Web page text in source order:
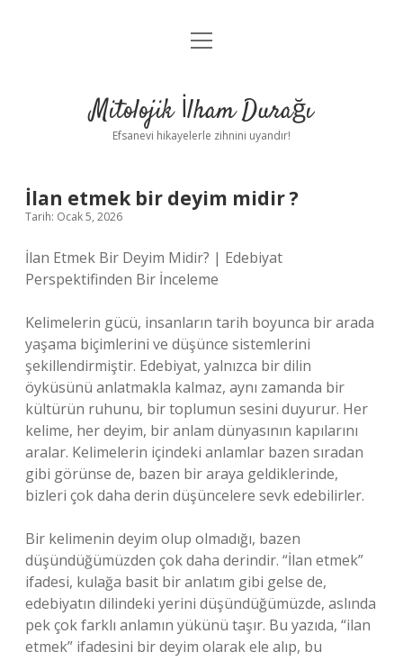
Anasayfa
Yasal Uyarı
menüyü
Mitolojik İlham Durağı
Efsanevi hikayelerle zihnini uyandır!
İlan etmek bir deyim midir ?
Tarih: Ocak 5, 2026
İlan Etmek Bir Deyim Midir? | Edebiyat
Perspektifinden Bir İnceleme
Kelimelerin gücü, insanların tarih boyunca bir arada
yaşama biçimlerini ve düşünce sistemlerini
şekillendirmiştir. Edebiyat, yalnızca bir dilin
öyküsünü anlatmakla kalmaz, aynı zamanda bir
kültürün ruhunu, bir toplumun sesini duyurur. Her
kelime, her deyim, bir anlam dünyasının kapılarını
aralar. Kelimelerin içindeki anlamlar bazen sıradan
gibi görünse de, bazen bir araya geldiklerinde,
bizleri çok daha derin düşüncelere sevk edebilirler.
Bir kelimenin deyim olup olmadığı, bazen
düşündüğümüzden çok daha derindir. “İlan etmek”
ifadesi, kulağa basit bir anlatım gibi gelse de,
edebiyatın dilindeki yerini düşündüğümüzde, aslında
pek çok farklı anlamın yükünü taşır. Bu yazıda, “ilan
etmek” ifadesini bir deyim olarak ele alıp, bu